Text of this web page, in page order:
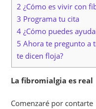
2 ¿Cómo es vivir con
3 Programa tu cita
4 ¿Cómo puedes
5 Ahora te pregunto a
te dicen floja?
La fibromialgia es real
Comenzaré por contarte